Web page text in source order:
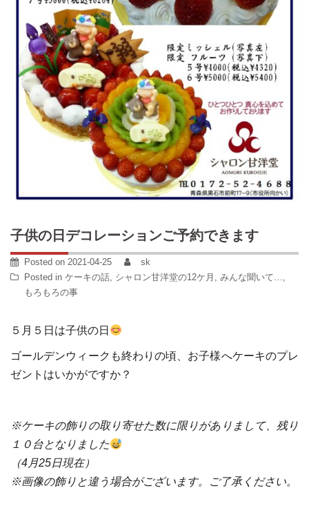
子供の日デコレーションご予約できます
Posted on 2021-04-25
sk
Posted in ケーキの話, シャロン甘洋堂の12ケ月 , みんな聞いて…,
もろもろの事
５月５日は子供の日
ゴールデンウィークも終わりの頃、お子様へケーキのプレ
ゼントはいかがですか？
※ケーキの飾りの取り寄せた数に限りがありまして、残り
１０台となりました
（4月25日現在）
※画像の飾りと違う場合がございます。ご了承ください。